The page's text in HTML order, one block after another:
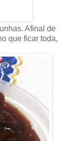
Afinal de
que ficar toda,